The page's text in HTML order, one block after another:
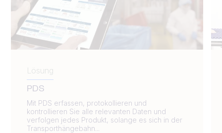
Lösung
PDS
Mit PDS erfassen, protokollieren und
kontrollieren Sie alle relevanten Daten und
verfolgen jedes Produkt, solange es sich in der
Transporthängebahn...